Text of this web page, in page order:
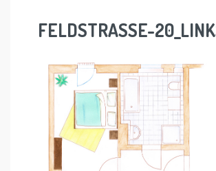
FELDSTRASSE-20_LINKS